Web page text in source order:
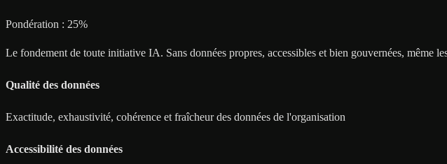
Pondération : 25%
Le fondement de toute initiative IA. Sans données propres, accessibles et bien gouvernées, même
Qualité des données
Exactitude, exhaustivité, cohérence et fraîcheur des données de l'organisation
Accessibilité des données